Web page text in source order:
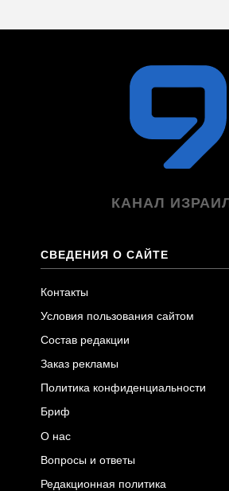
КАНАЛ
СВЕДЕНИЯ О САЙТЕ
Контакты
Условия пользования сайтом
Состав редакции
Заказ рекламы
Политика конфиденциальности
Бриф
О нас
Вопросы и ответы
Редакционная политика